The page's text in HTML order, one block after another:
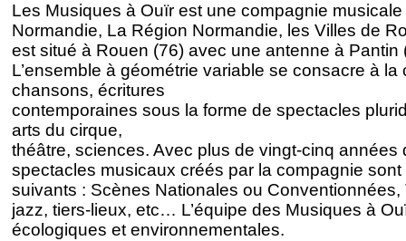
Les Musiques à Ouïr est une compagnie
Normandie, La Région Normandie, les Villes de
est situé à Rouen (76) avec une antenne à Pantin
L’ensemble à géométrie variable se consacre à
chansons, écritures
contemporaines sous la forme de spectacles
arts du cirque,
théâtre, sciences. Avec plus de vingt-cinq années
spectacles musicaux créés par la compagnie
suivants : Scènes Nationales ou
jazz, tiers-lieux, etc… L’équipe des Musiques à
écologiques et environnementales.